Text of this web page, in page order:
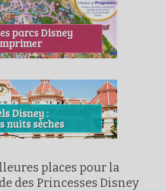
places pour la
des Princesses Disney